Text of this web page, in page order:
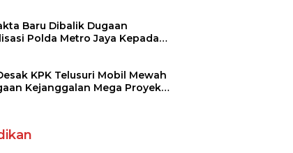
Baru Dibalik Dugaan
Polda Metro Jaya Kepada
KPK Telusuri Mobil Mewah
Kejanggalan Mega Proyek